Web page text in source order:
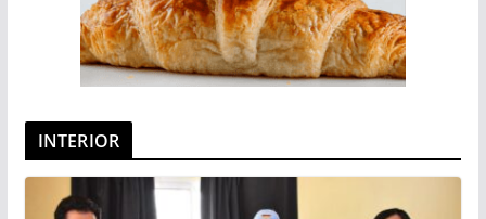
INTERIOR